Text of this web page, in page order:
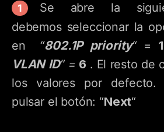
Se abre la
debemos seleccionar la
en
“802.1P priority“= 1
VLAN ID” = 6 . El resto de
los valores por defecto.
pulsar el botón: “Next“